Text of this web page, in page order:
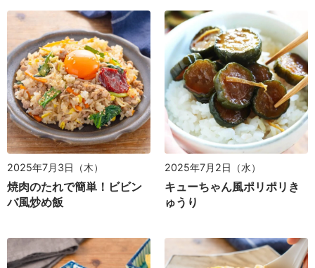
2025年7月3日（木）
焼肉のたれで簡単！ビビン
バ風炒め飯
2025年7月2日（水）
キューちゃん風ポリポリき
ゅうり